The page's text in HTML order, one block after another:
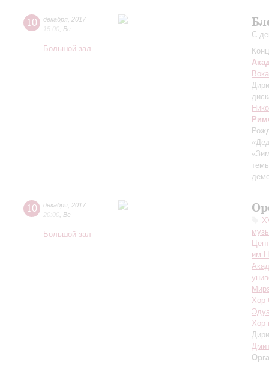
10 декабря 2017
15:00 Вс
Большой зал
С
10 декабря 2017
20:00 Вс
Большой зал
Хор
Хор